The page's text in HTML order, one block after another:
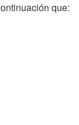
que: